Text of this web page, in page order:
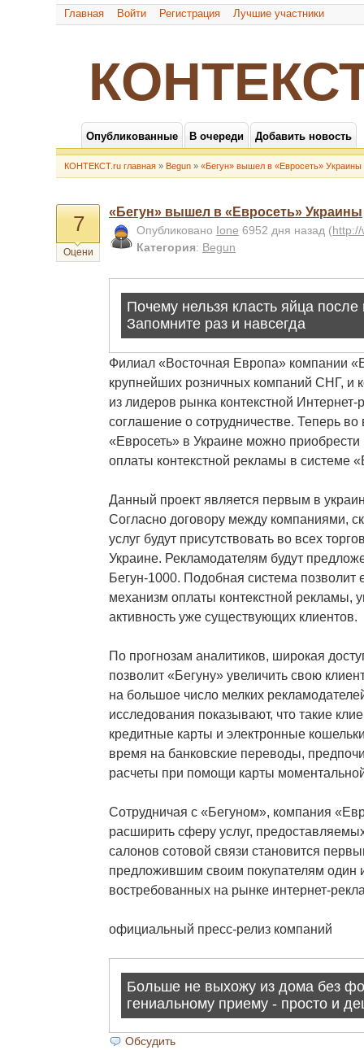
Главная Войти Регистрация Лучшие участники
Опубликованные В очереди Добавить новость
КОНТЕКСТ.ru главная » Begun » «Бегун» вышел в «Евросеть» Украины
7
Оцени
«Бегун» вышел в «Евросеть» Украины
Опубликовано Ione 6952 дня назад (
Категория: Begun
Филиал «Восточная Европа» компании
крупнейших розничных компаний СНГ, и
из лидеров рынка контекстной
соглашение о сотрудничестве. Теперь во
«Евросеть» в Украине можно
оплаты контекстной рекламы в системе
Данный проект является первым в
Согласно договору между компаниями,
услуг будут присутствовать во всех
Украине. Рекламодателям будут
Бегун-1000. Подобная система позволит
механизм оплаты контекстной рекламы,
активность уже существующих клиентов.
По прогнозам аналитиков, широкая
позволит «Бегуну» увеличить свою
на большое число мелких
исследования показывают, что такие
кредитные карты и электронные
время на банковские переводы,
расчеты при помощи карты
Сотрудничая с «Бегуном», компания
расширить сферу услуг,
салонов сотовой связи становится
предложившим своим покупателям один
востребованных на рынке интернет-
официальный пресс-релиз компаний
Обсудить